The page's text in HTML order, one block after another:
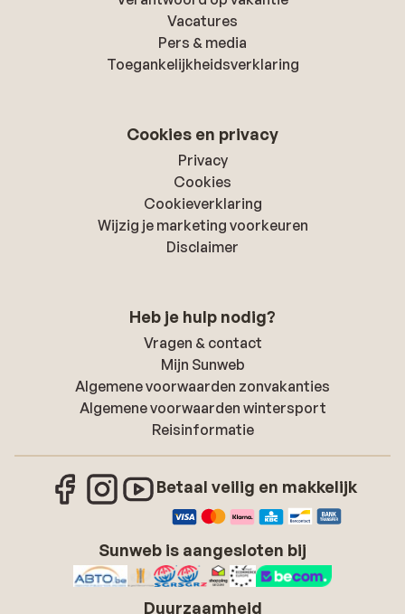
Vacatures
Pers & media
Toegankelijkheidsverklaring
Cookies en privacy
Privacy
Cookies
Cookieverklaring
Wijzig je marketing voorkeuren
Disclaimer
Heb je hulp nodig?
Vragen & contact
Mijn Sunweb
Algemene voorwaarden zonvakanties
Algemene voorwaarden wintersport
Reisinformatie
Betaal veilig en makkelijk
Sunweb is aangesloten bij
Duurzaamheid